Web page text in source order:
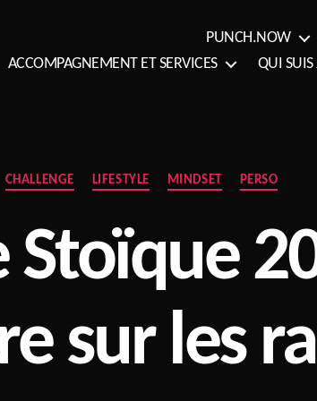
PUNCH.NOW
ACCOMPAGNEMENT ET SERVICES
QUI SUIS
Catégories
CHALLENGE LIFESTYLE MINDSET PERSO
Stoïque
sur les